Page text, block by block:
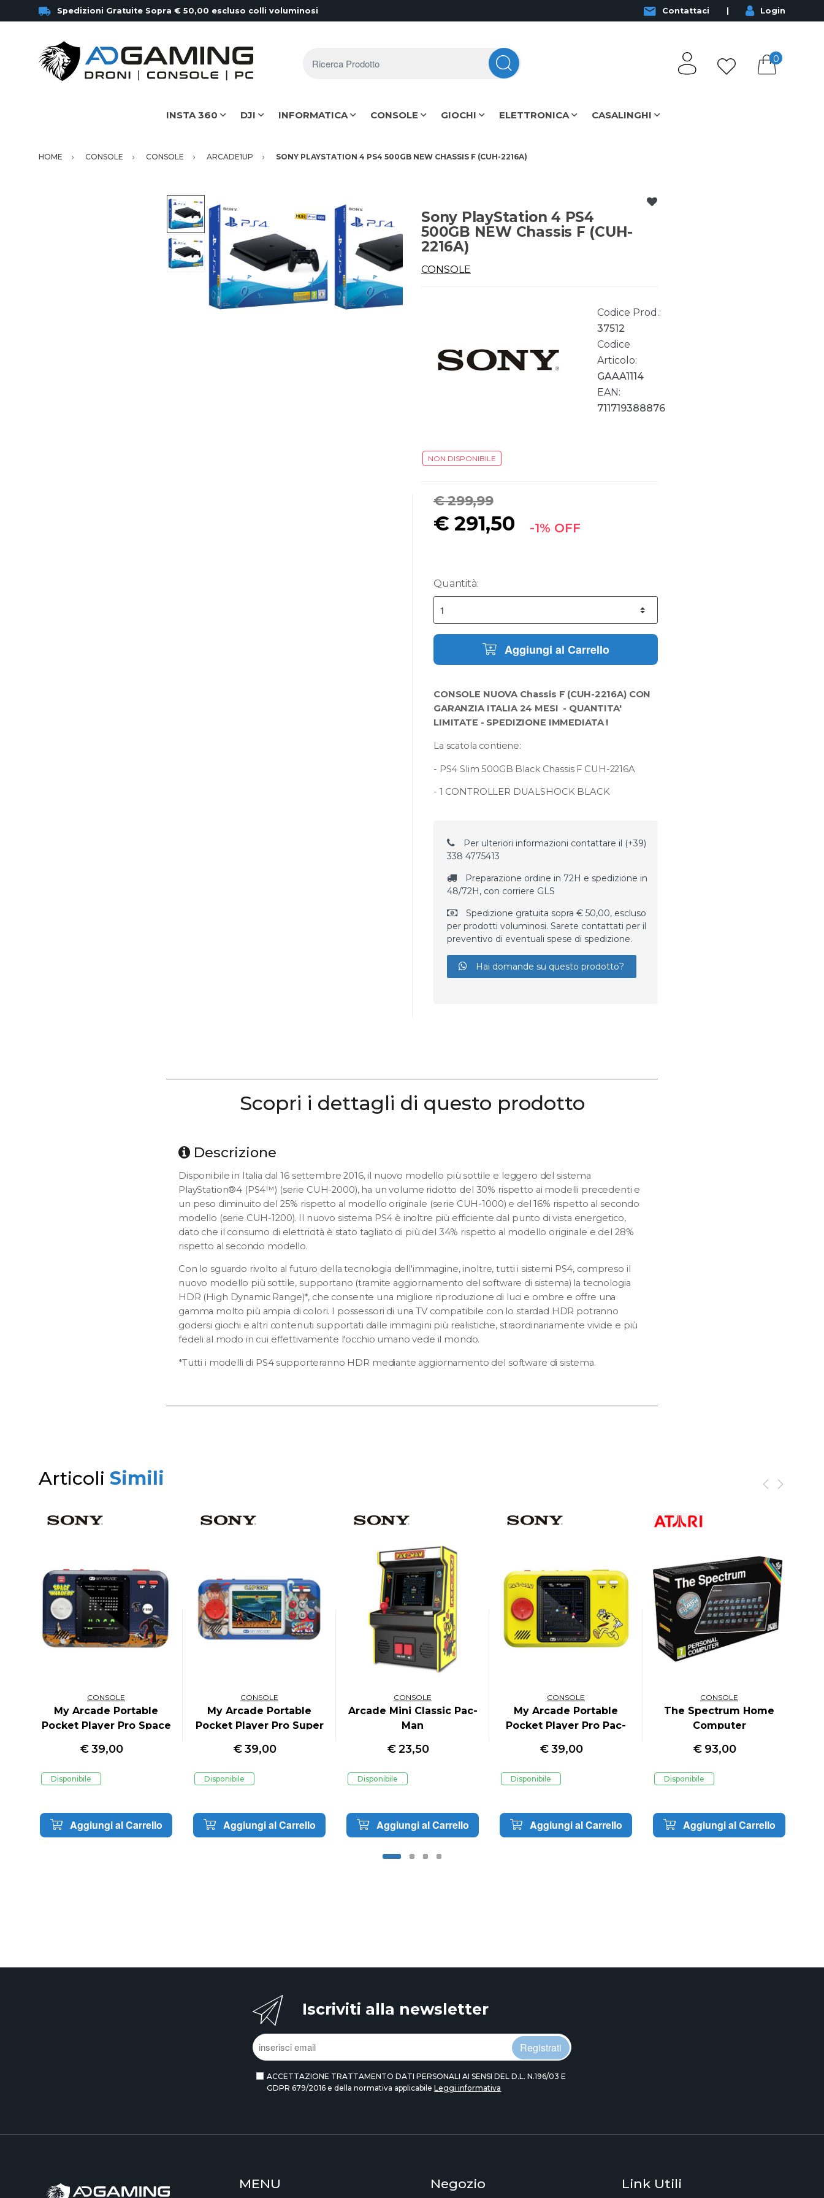
Spedizioni Gratuite Sopra € 50,00 escluso colli voluminosi Contattaci Login
0
INSTA 360 DJI INFORMATICA CONSOLE GIOCHI ELETTRONICA CASALINGHI
HOME CONSOLE CONSOLE ARCADE1UP SONY PLAYSTATION 4 PS4 500GB NEW CHASSIS F (CUH-2216A)
Sony PlayStation 4 PS4
500GB NEW Chassis F (CUH-
2216A)
CONSOLE
Codice Prod.:
37512
Codice
Articolo:
GAAA1114
EAN:
711719388876
NON DISPONIBILE
€ 299,99
€291,50 -1% OFF
Quantità:
Aggiungi al Carrello
CONSOLE NUOVA Chassis F (CUH-2216A) CON
GARANZIA ITALIA 24 MESI - QUANTITA'
LIMITATE - SPEDIZIONE IMMEDIATA !
La scatola contiene:
- PS4 Slim 500GB Black Chassis F CUH-2216A
- 1 CONTROLLER DUALSHOCK BLACK
Per ulteriori informazioni contattare il (+39)
338 4775413
Preparazione ordine in 72H e spedizione in
48/72H, con corriere GLS
Spedizione gratuita sopra € 50,00, escluso
per prodotti voluminosi. Sarete contattati per il
preventivo di eventuali spese di spedizione.
Hai domande su questo prodotto?
Scopri i dettagli di questo prodotto
Descrizione
Disponibile in Italia dal 16 settembre 2016, il nuovo modello più sottile e leggero del sistema
PlayStation®4 (PS4™) (serie CUH-2000), ha un volume ridotto del 30% rispetto ai modelli precedenti e
un peso diminuito del 25% rispetto al modello originale (serie CUH-1000) e del 16% rispetto al secondo
modello (serie CUH-1200). Il nuovo sistema PS4 è inoltre più efficiente dal punto di vista energetico,
dato che il consumo di elettricità è stato tagliato di più del 34% rispetto al modello originale e del 28%
rispetto al secondo modello.
Con lo sguardo rivolto al futuro della tecnologia dell'immagine, inoltre, tutti i sistemi PS4, compreso il
nuovo modello più sottile, supportano (tramite aggiornamento del software di sistema) la tecnologia
HDR (High Dynamic Range)*, che consente una migliore riproduzione di luci e ombre e offre una
gamma molto più ampia di colori. I possessori di una TV compatibile con lo stardad HDR potranno
godersi giochi e altri contenuti supportati dalle immagini più realistiche, straordinariamente vivide e più
fedeli al modo in cui effettivamente l'occhio umano vede il mondo.
*Tutti i modelli di PS4 supporteranno HDR mediante aggiornamento del software di sistema.
Articoli Simili
CONSOLE
My Arcade Portable
Pocket Player Pro Space
€39,00
Disponibile
Aggiungi al Carrello
CONSOLE
My Arcade Portable
Pocket Player Pro Super
€39,00
Disponibile
Aggiungi al Carrello
CONSOLE
Arcade Mini Classic Pac-
Man
€23,50
Disponibile
Aggiungi al Carrello
CONSOLE
My Arcade Portable
Pocket Player Pro Pac-
€39,00
Disponibile
Aggiungi al Carrello
CONSOLE
The Spectrum Home
Computer
€ 93,00
Disponibile
Aggiungi al Carrello
Iscriviti alla newsletter
Registrati
ACCETTAZIONE TRATTAMENTO DATI PERSONALI AI SENSI DEL D.L. N.196/03 E
GDPR 679/2016 e della normativa applicabileLeggi informativa
MENU Negozio Link Utili